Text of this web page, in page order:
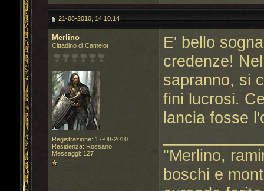
21-08-2010, 14.10.14
Merlino
Cittadino di Camelot
Registrazione: 17-08-2010
Residenza: Rossano
Messaggi: 127
E' bello
credenze!
sapranno, si
fini lucrosi.
lancia fosse
"Merlino,
boschi e